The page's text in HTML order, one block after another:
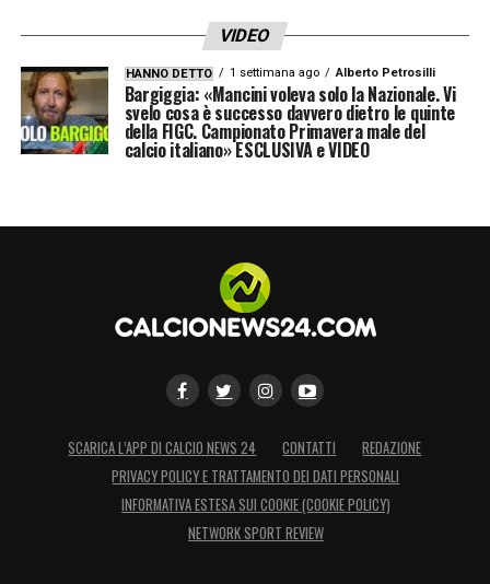
poi lo scettro dell’attacco a Evair.
LA PLAYLIST DELLE NOSTRE TOP NEWS
VIDEO
HANNO DETTO 1 settimana ago Alberto Petrosilli
Bargiggia: «Mancini voleva solo la Nazionale. Vi
svelo cosa è successo davvero dietro le quinte
della FIGC. Campionato Primavera male del
calcio italiano» ESCLUSIVA e VIDEO
SCARICA L’APP DI CALCIO NEWS 24 CONTATTI
REDAZIONE
PRIVACY POLICY E TRATTAMENTO DEI DATI PERSONALI
INFORMATIVA ESTESA SUI COOKIE (COOKIE POLICY)
NETWORK SPORT REVIEW